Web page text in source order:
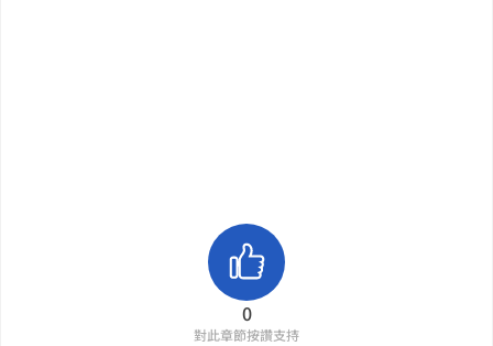
0
對此章節按讚支持